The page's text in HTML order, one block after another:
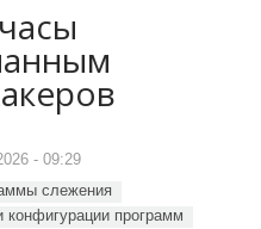
- 09:29
слежения
конфигурации программ